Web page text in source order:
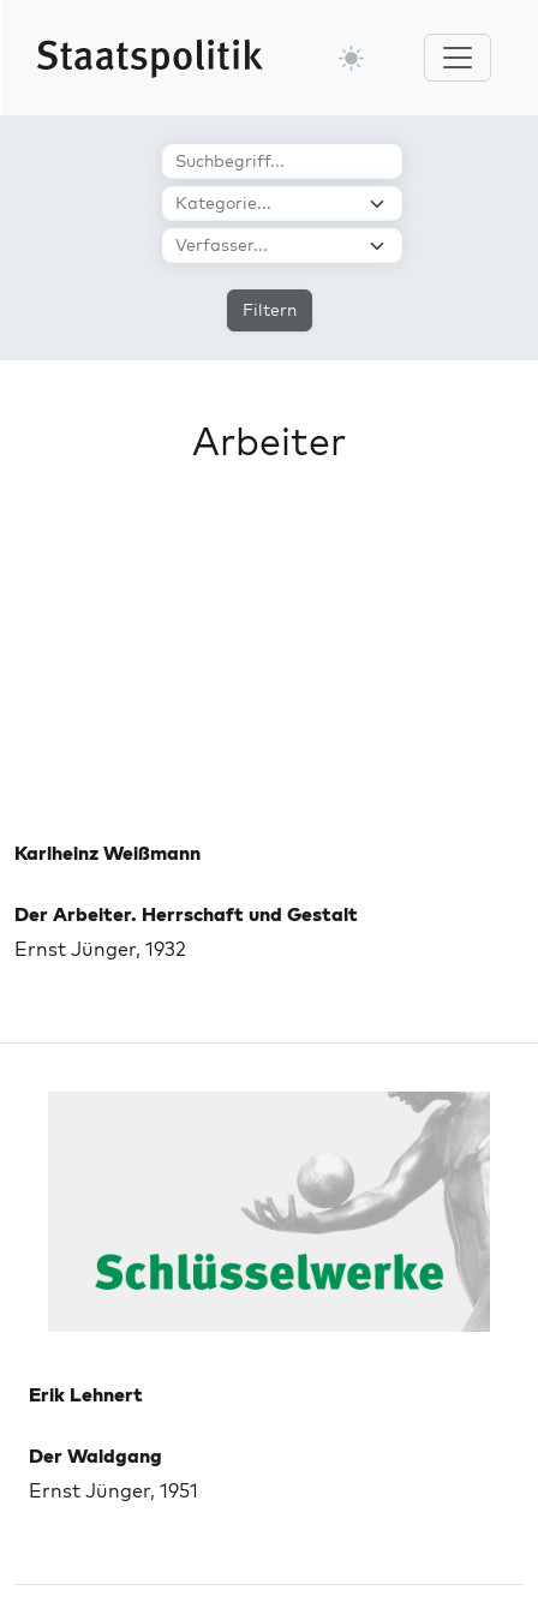
Filtern
Arbeiter
Karlheinz Weißmann
Der Arbeiter. Herrschaft und Gestalt
Ernst Jünger, 1932
Erik Lehnert
Der Waldgang
Ernst Jünger, 1951